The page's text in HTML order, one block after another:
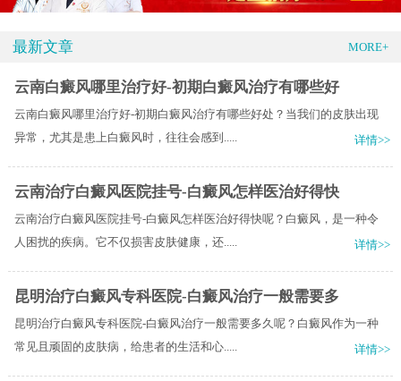
最新文章 MORE+
云南白癜风哪里治疗好-初期白癜风治疗有哪些好
云南白癜风哪里治疗好-初期白癜风治疗有哪些好处？当我们的皮肤出现
异常，尤其是患上白癜风时，往往会感到.....
详情>>
云南治疗白癜风医院挂号-白癜风怎样医治好得快
云南治疗白癜风医院挂号-白癜风怎样医治好得快呢？白癜风，是一种令
人困扰的疾病。它不仅损害皮肤健康，还.....
详情>>
昆明治疗白癜风专科医院-白癜风治疗一般需要多
昆明治疗白癜风专科医院-白癜风治疗一般需要多久呢？白癜风作为一种
常见且顽固的皮肤病，给患者的生活和心.....
详情>>